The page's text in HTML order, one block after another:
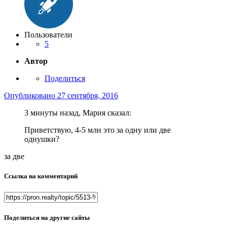
Пользователи
5
Автор
Поделиться
Опубликовано 27 сентября, 2016
3 минуты назад, Мария сказал:
Приветствую, 4-5 млн это за одну или две
однушки?
за две
Ссылка на комментарий
Поделиться на другие сайты